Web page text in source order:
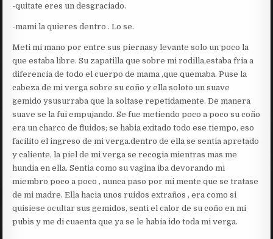
-quitate eres un desgraciado.
-mami la quieres dentro . Lo se.
Meti mi mano por entre sus piernasy levante solo un poco la
que estaba libre. Su zapatilla que sobre mi rodilla,estaba fria a
diferencia de todo el cuerpo de mama ,que quemaba. Puse la
cabeza de mi verga sobre su coño y ella soloto un suave
gemido ysusurraba que la soltase repetidamente. De manera
suave se la fui empujando. Se fue metiendo poco a poco su coño
era un charco de fluidos; se habia exitado todo ese tiempo, eso
facilito el ingreso de mi verga.dentro de ella se sentia apretado
y caliente, la piel de mi verga se recogia mientras mas me
hundia en ella. Sentia como su vagina iba devorando mi
miembro poco a poco , nunca paso por mi mente que se tratase
de mi madre. Ella hacia unos ruidos extraños , era como si
quisiese ocultar sus gemidos, senti el calor de su coño en mi
pubis y me di cuaenta que ya se le habia ido toda mi verga.